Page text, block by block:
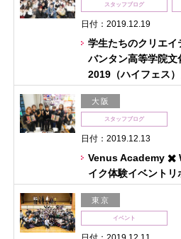
スタッフブログ
日付：2019.12.19
学生たちのクリエイ
バンタン高等学院
2019（ハイフェス
大阪
スタッフブログ
日付：2019.12.13
Venus Academy ✖️
イク体験イベントリ
東京
イベント